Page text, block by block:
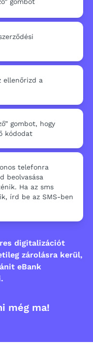
ellenőrizd a
gombot, hogy
kódodat
telefonra
beolvasása
Ha az sms
írd be az SMS-ben
digitalizációt
zárolásra kerül,
eBank
még ma!